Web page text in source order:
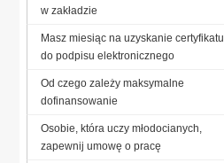
w zakładzie
Masz miesiąc na uzyskanie certyfikatu
do podpisu elektronicznego
Od czego zależy maksymalne
dofinansowanie
Osobie, która uczy młodocianych,
zapewnij umowę o pracę